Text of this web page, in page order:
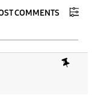
COMMENTS